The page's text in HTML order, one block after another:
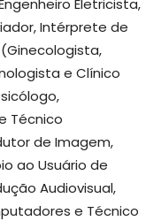
Eletricista,
Intérprete de
(Ginecologista,
e Clínico
Técnico
de Imagem,
ao Usuário de
Audiovisual,
e Técnico